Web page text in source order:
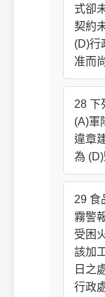
式卻
契約
(D)行
准而
28 下
(A)軍
違章
為
29 食
霧警
受困
該加
日之
行政